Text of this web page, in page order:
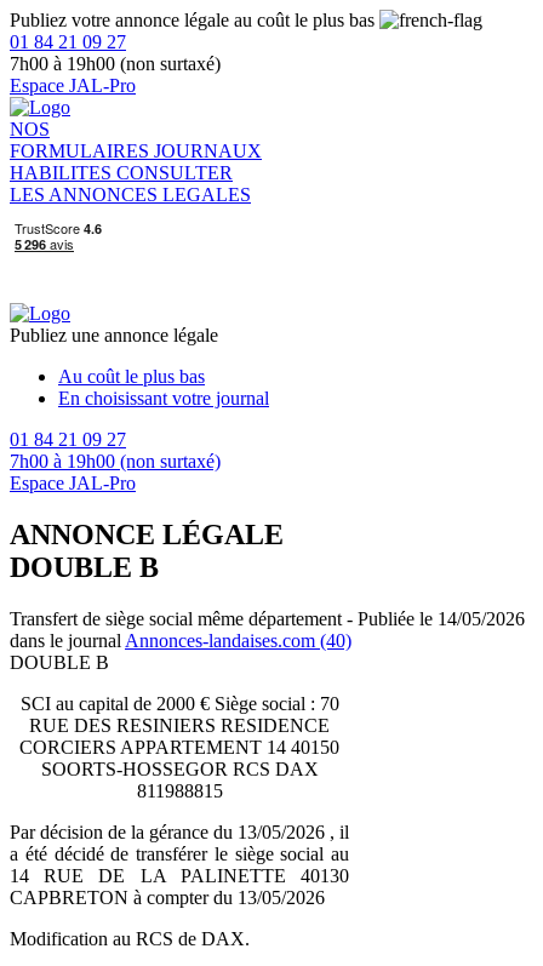
Publiez votre annonce légale au coût le plus bas
01 84 21 09 27
7h00 à 19h00 (non surtaxé)
Espace JAL-Pro
NOS
FORMULAIRES JOURNAUX
HABILITES CONSULTER
LES ANNONCES LEGALES
Publiez une annonce légale
Au coût le plus bas
En choisissant votre journal
01 84 21 09 27
7h00 à 19h00 (non surtaxé)
Espace JAL-Pro
ANNONCE LÉGALE
DOUBLE B
Transfert de siège social même département - Publiée le 14/05/2026
dans le journal Annonces-landaises.com (40)
DOUBLE B
SCI au capital de 2000 € Siège social : 70
RUE DES RESINIERS RESIDENCE
CORCIERS APPARTEMENT 14 40150
SOORTS-HOSSEGOR RCS DAX
811988815
Par décision de la gérance du 13/05/2026 , il
a été décidé de transférer le siège social au
14 RUE DE LA PALINETTE 40130
CAPBRETON à compter du 13/05/2026
Modification au RCS de DAX.